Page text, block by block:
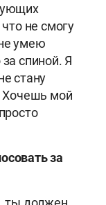
не смогу
умею
спиной. Я
стану
Хочешь мой
за